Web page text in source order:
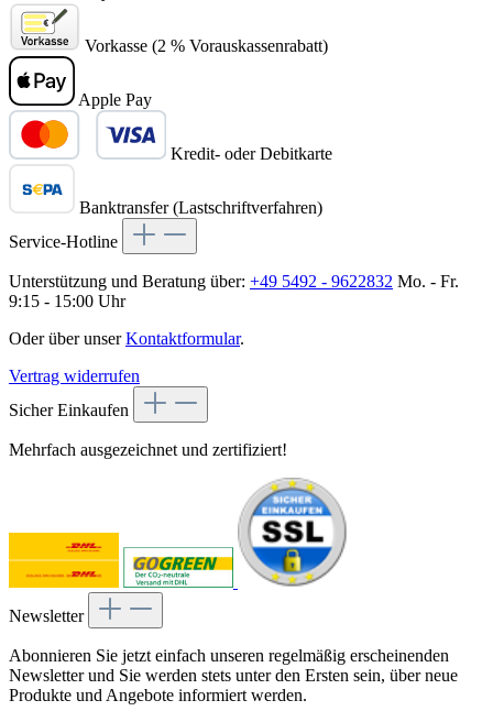
Vorkasse (2 % Vorauskassenrabatt)
Apple Pay
Kredit- oder Debitkarte
Banktransfer (Lastschriftverfahren)
Service-Hotline
Unterstützung und Beratung über: +49 5492 - 9622832 Mo. - Fr.
9:15 - 15:00 Uhr
Oder über unserKontaktformular.
Vertrag widerrufen
Sicher Einkaufen
Mehrfach ausgezeichnet und zertifiziert!
Newsletter
Abonnieren Sie jetzt einfach unseren regelmäßig erscheinenden
Newsletter und Sie werden stets unter den Ersten sein, über neue
Produkte und Angebote informiert werden.